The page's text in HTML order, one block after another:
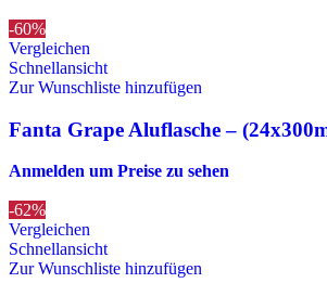
-60%
Vergleichen
Schnellansicht
Zur Wunschliste hinzufügen
Fanta Grape Aluflasche –
Anmelden um Preise zu sehen
-62%
Vergleichen
Schnellansicht
Zur Wunschliste hinzufügen